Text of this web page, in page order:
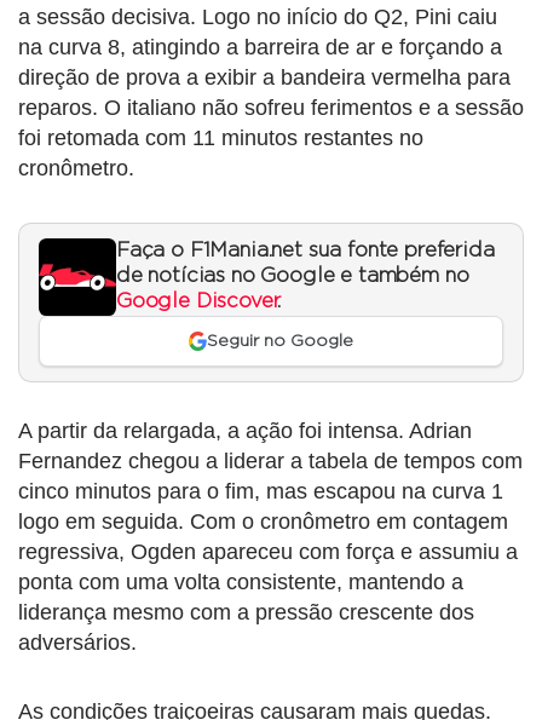
a sessão decisiva. Logo no início do Q2, Pini caiu
na curva 8, atingindo a barreira de ar e forçando a
direção de prova a exibir a bandeira vermelha para
reparos. O italiano não sofreu ferimentos e a sessão
foi retomada com 11 minutos restantes no
cronômetro.
Faça o F1Mania.net sua fonte preferida
de notícias no Google e também no
Google Discover.
Seguir no Google
A partir da relargada, a ação foi intensa. Adrian
Fernandez chegou a liderar a tabela de tempos com
cinco minutos para o fim, mas escapou na curva 1
logo em seguida. Com o cronômetro em contagem
regressiva, Ogden apareceu com força e assumiu a
ponta com uma volta consistente, mantendo a
liderança mesmo com a pressão crescente dos
adversários.
As condições traiçoeiras causaram mais quedas.